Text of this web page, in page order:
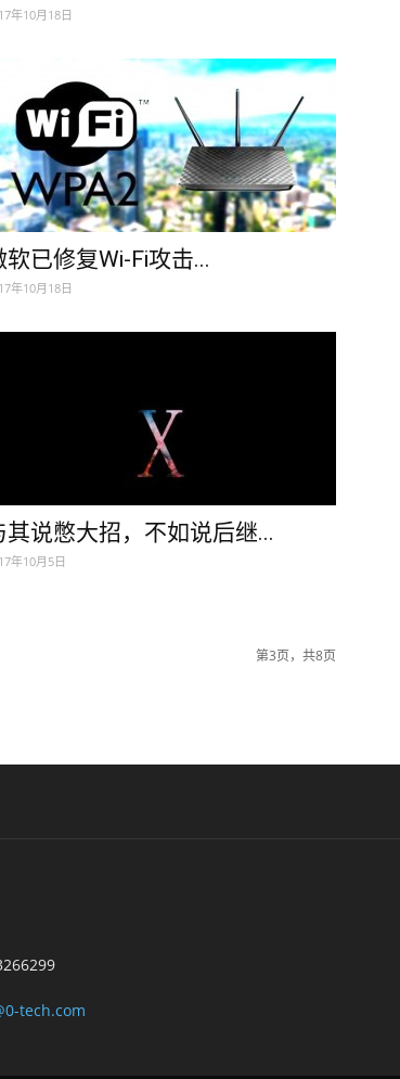
年10月18日
软已修复Wi-Fi攻击...
年10月18日
其说憋大招，不如说后继...
年10月5日
第3页，共8页
tech.com